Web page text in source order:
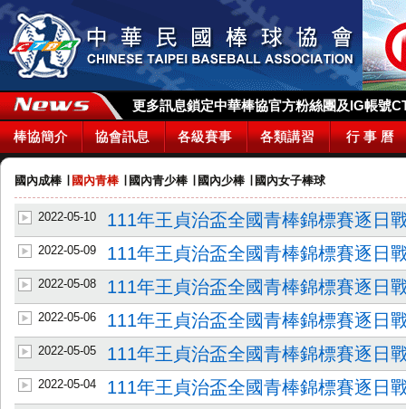
更多訊息鎖定中華棒協官方粉絲團及IG帳號
棒協簡介 協會訊息 各級賽事 各類講習 行 事 曆
國內成棒 國內青棒 國內青少棒 國內少棒 國內女子棒球
2022-05-10 111年王貞治盃全國青棒錦標賽逐日
2022-05-09 111年王貞治盃全國青棒錦標賽逐日
2022-05-08 111年王貞治盃全國青棒錦標賽逐日
2022-05-06 111年王貞治盃全國青棒錦標賽逐日
2022-05-05 111年王貞治盃全國青棒錦標賽逐日
2022-05-04 111年王貞治盃全國青棒錦標賽逐日